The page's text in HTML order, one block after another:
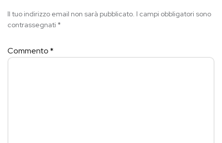
Il tuo indirizzo email non sarà pubblicato. I campi obbligatori sono
contrassegnati *
Commento*